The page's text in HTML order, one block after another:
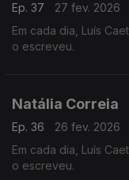
Ep. 37
27 fev. 2026
Em cada dia, Luís
o escreveu.
Natália Correia
Ep. 36
26 fev. 2026
Em cada dia, Luís
o escreveu.